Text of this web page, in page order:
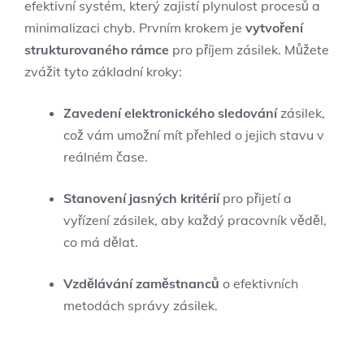
efektivní systém, který zajistí plynulost procesů a
minimalizaci chyb. Prvním krokem je vytvoření
strukturovaného rámce pro příjem zásilek. Můžete
zvážit tyto základní kroky:
Zavedení elektronického sledovánízásilek,
což vám umožní mít přehled o jejich stavu v
reálném čase.
Stanovení jasných kritériípro přijetí a
vyřízení zásilek, aby každý pracovník věděl,
co má dělat.
Vzdělávání zaměstnanců o efektivních
metodách správy zásilek.